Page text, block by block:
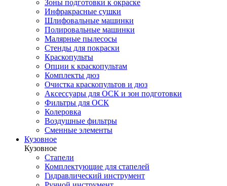
Зоны подготовки к окраске
Инфракрасные сушки
Шлифовальные машинки
Полировальные машинки
Малярные пылесосы
Стенды для покраски
Краскопульты
Опции к краскопультам
Комплекты дюз
Очистка краскопультов и дюз
Аксессуары для ОСК и зон подготовки
Фильтры для ОСК
Колеровка
Воздушные фильтры
Сменные элементы
Кузовное
Кузовное
Стапели
Комплектующие для стапелей
Гидравлический инструмент